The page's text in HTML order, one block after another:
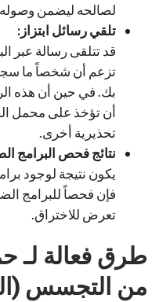
لصالحه ليضمن وصوله
تلقي رسائل ابتزاز:
قد تتلقى رسالة عبر
تزعم أن شخصاً ما
بك. في حين أن هذه
أن تؤخذ على محمل
تحذيرية أخرى.
نتائج فحص البرامج
يكون نتيجة لوجود
فإن فحصاً للبرامج
تعرض للاختراق.
طرق فعالة لـ
من التجسس